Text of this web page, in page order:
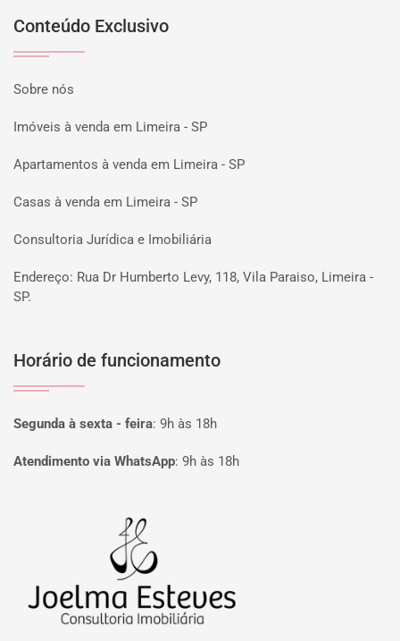
Conteúdo Exclusivo
Sobre nós
Imóveis à venda em Limeira - SP
Apartamentos à venda em Limeira - SP
Casas à venda em Limeira - SP
Consultoria Jurídica e Imobiliária
Endereço: Rua Dr Humberto Levy, 118, Vila Paraiso, Limeira -
SP.
Horário de funcionamento
Segunda à sexta - feira: 9h às 18h
Atendimento via WhatsApp: 9h às 18h